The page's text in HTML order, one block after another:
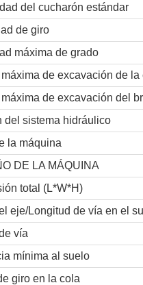
del cucharón estándar
de giro
máxima de grado
de excavación de la
máxima de excavación del
del sistema hidráulico
la máquina
DE LA MÁQUINA
total (L*W*H)
eje/Longitud de vía en el
vía
mínima al suelo
giro en la cola